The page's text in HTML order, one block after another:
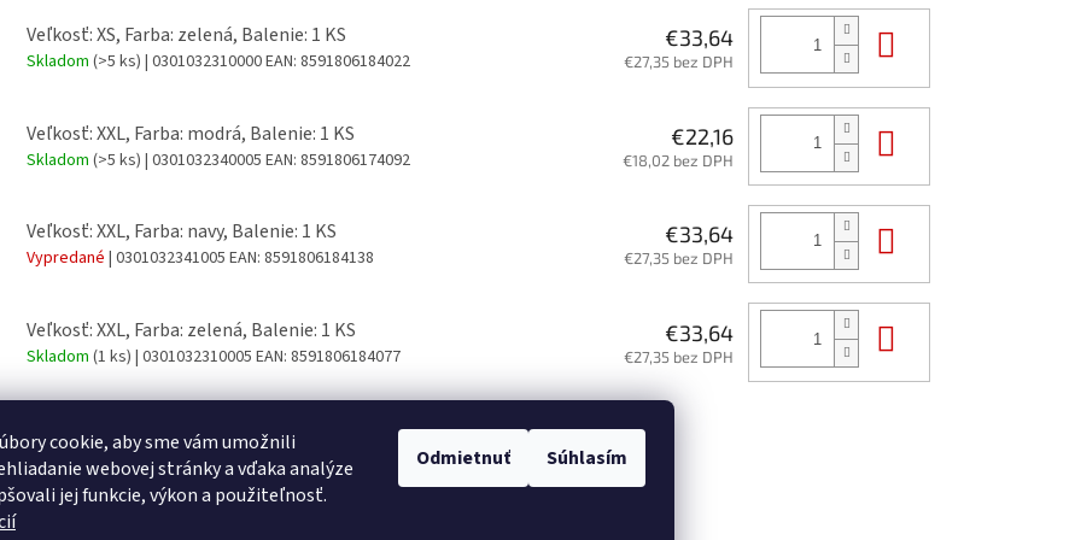
cookie, aby sme vám umožnili
webovej stránky a vďaka analýze
jej funkcie, výkon a použiteľnosť.
Odmietnuť Súhlasím
Veľkosť: XS, Farba: zelená, Balenie: 1 KS
Skladom (>5 ks) | 0301032310000EAN: 8591806184022
€33,64
€27,35 bez DPH
Veľkosť: XXL, Farba: modrá, Balenie: 1 KS
Skladom (>5 ks) | 0301032340005 EAN: 8591806174092
€22,16
€18,02 bez DPH
Veľkosť: XXL, Farba: navy, Balenie: 1 KS
Vypredané | 0301032341005 EAN: 8591806184138
€33,64
€27,35 bez DPH
Veľkosť: XXL, Farba: zelená, Balenie: 1 KS
Skladom (1 ks) | 0301032310005 EAN: 8591806184077
€33,64
€27,35 bez DPH